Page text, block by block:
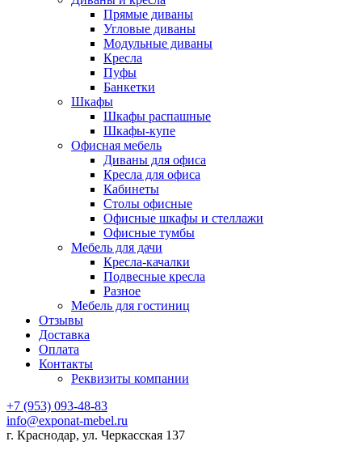
Прямые диваны
Угловые диваны
Модульные диваны
Кресла
Пуфы
Банкетки
Шкафы
Шкафы распашные
Шкафы-купе
Офисная мебель
Диваны для офиса
Кресла для офиса
Кабинеты
Столы офисные
Офисные шкафы и стеллажи
Офисные тумбы
Мебель для дачи
Кресла-качалки
Подвесные кресла
Разное
Мебель для гостиниц
Отзывы
Доставка
Оплата
Контакты
Реквизиты компании
+7 (953) 093-48-83
info@exponat-mebel.ru
г. Краснодар, ул. Черкасская 137